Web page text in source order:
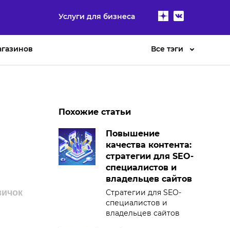
Услуги для бизнеса
Все тэги
Похожие статьи
Повышение
качества контента:
стратегии для SEO-
специалистов и
владельцев сайтов
Стратегии для SEO-
специалистов и
владельцев сайтов